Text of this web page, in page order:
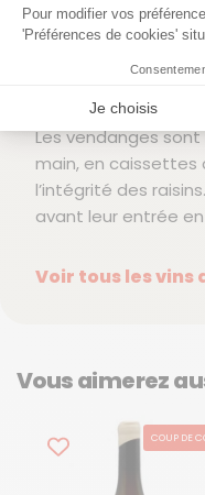
Pour modifier vos
'Préférences de cookies'
Je choisis
Axeptio consent
Plateforme de Gestion du
Notre plateforme vous permet
cultiver le vignoble
biodynamie, alors
de la vigne est
Les vendanges
main, en caissettes
l’intégrité des
avant leur entrée
Voir tous les vins
Vous aimerez
COUP DE